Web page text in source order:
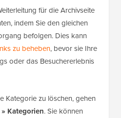
für die Archivseite
indem Sie den gleichen
befolgen. Dies kann
zu beheben, bevor sie Ihre
oder das Besuchererlebnis
Kategorie zu löschen, gehen
Kategorien. Sie können